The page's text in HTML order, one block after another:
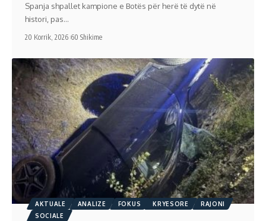
Spanja shpallet kampione e Botës për herë të dytë në
histori, pas…
20 Korrik, 2026 60 Shikime
AKTUALE ANALIZE FOKUS KRYESORE
RAJONI
SOCIALE